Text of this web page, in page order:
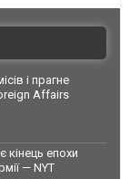
і прагне
Affairs
кінець епохи
— NYT